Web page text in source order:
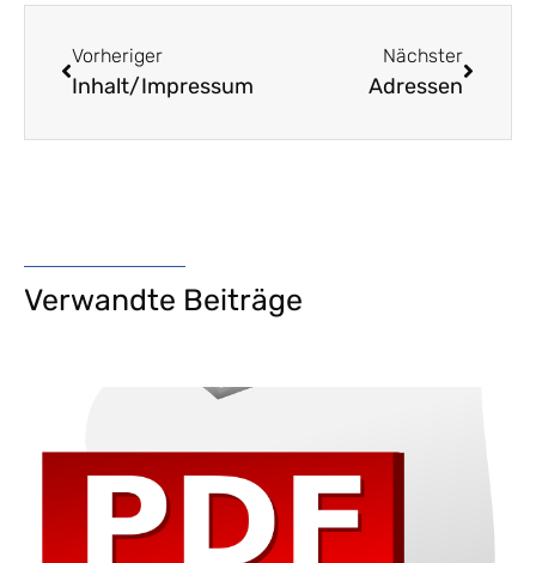
Vorheriger
Inhalt/Impressum
Nächster
Adressen
Verwandte Beiträge